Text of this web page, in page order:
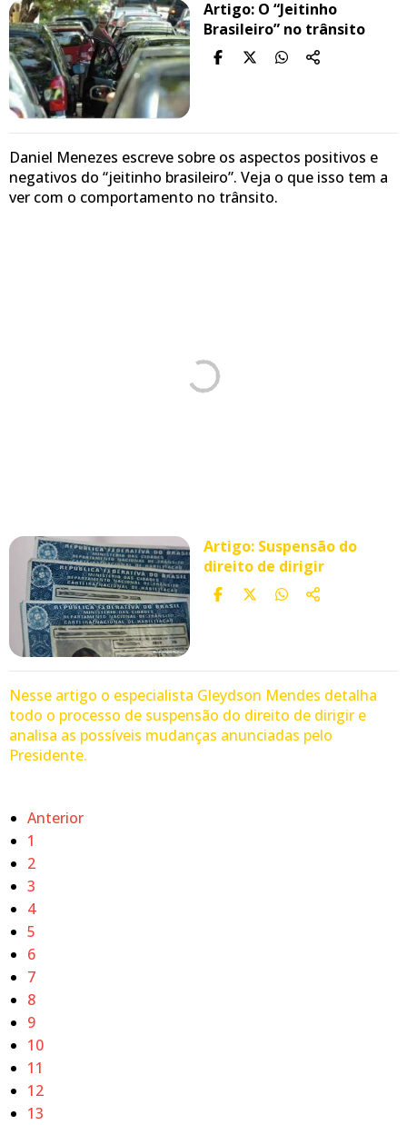
Artigo: O “Jeitinho
Brasileiro” no trânsito
Daniel Menezes escreve sobre os aspectos positivos e
negativos do “jeitinho brasileiro”. Veja o que isso tem a
ver com o comportamento no trânsito.
Artigo: Suspensão do
direito de dirigir
Nesse artigo o especialista Gleydson Mendes detalha
todo o processo de suspensão do direito de dirigir e
analisa as possíveis mudanças anunciadas pelo
Presidente.
Anterior
1
2
3
4
5
6
7
8
9
10
11
12
13